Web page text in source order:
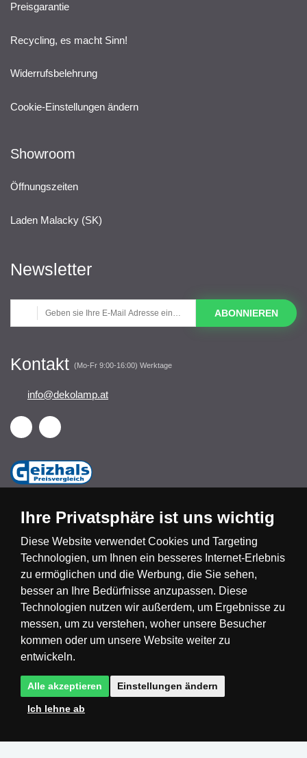
Preisgarantie
Recycling, es macht Sinn!
Widerrufsbelehrung
Cookie-Einstellungen ändern
Showroom
Öffnungszeiten
Laden Malacky (SK)
Newsletter
ABONNIEREN
Kontakt (Mo-Fr 9:00-16:00) Werktage
info@dekolamp.at
Česká republika Slovensko Deutschland
Magyarország Österreich België
Nederland
Ihre Privatsphäre ist uns wichtig
Diese Website verwendet Cookies und Targeting
Technologien, um Ihnen ein besseres Internet-Erlebnis
zu ermöglichen und die Werbung, die Sie sehen,
besser an Ihre Bedürfnisse anzupassen. Diese
Technologien nutzen wir außerdem, um Ergebnisse zu
messen, um zu verstehen, woher unsere Besucher
kommen oder um unsere Website weiter zu
entwickeln.
Alle akzeptieren Einstellungen ändern
Ich lehne ab